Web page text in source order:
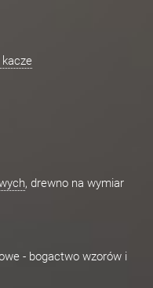
, drewno na wymiar
- bogactwo wzorów i